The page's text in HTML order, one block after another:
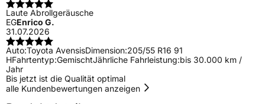
Laute Abrollgeräusche
EGEnrico G.
31.07.2026
Auto:Toyota AvensisDimension:205/55 R16 91
HFahrtentyp:GemischtJährliche Fahrleistung:bis 30.000 km /
Jahr
Bis jetzt ist die Qualität optimal
alle Kundenbewertungen anzeigen